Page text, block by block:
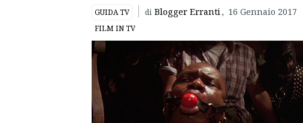
GUIDA TV di Blogger Erranti , 16 Gennaio 2017
FILM IN TV